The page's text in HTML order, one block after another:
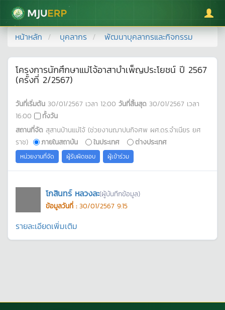
มหาวิทยาลัยแม่โจ้
หน้าหลัก บุคลากร พัฒนาบุคลากรและกิจกรรม
โครงการนักศึกษาแม่โจ้อาสาบำเพ็ญประโยชน์ ปี 2567
(ครั้งที่ 2/2567)
วันที่เริ่มต้น 30/01/2567 เวลา 12:00 วันที่สิ้นสุด 30/01/2567 เวลา
16:00
ทั้งวัน
สถานที่จัด สุสานบ้านแม่โจ้ (ช่วยงานฌาปนกิจศพ ผศ.ดร.จำเนียร ยศ
ราช)
ภายในสถาบัน ในประเทศ ต่างประเทศ
หน่วยงานที่จัด ผู้รับผิดชอบ ผู้เข้าร่วม
โกสินทร์ หลวงละ(ผู้บันทึกข้อมูล)
ข้อมูลวันที่ : 30/01/2567 9:15
รายละเอียดเพิ่มเติม